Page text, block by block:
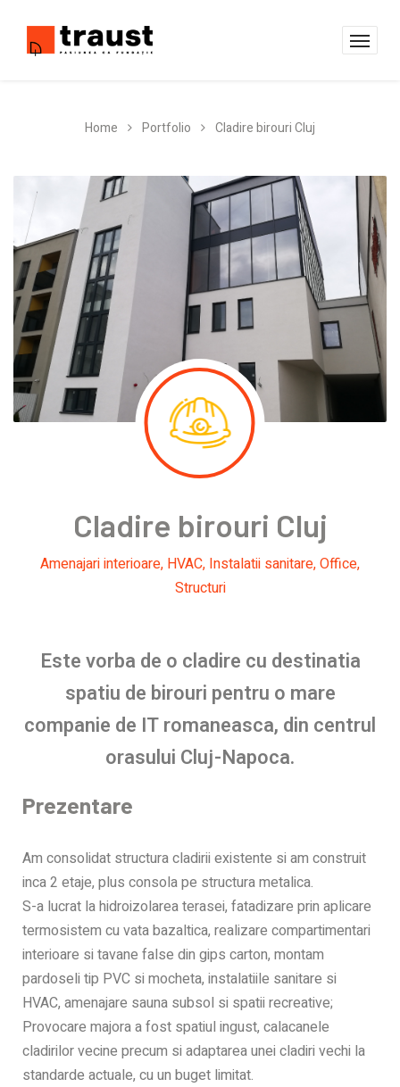
Home Portfolio Cladire birouri Cluj
Cladire birouri Cluj
Amenajari interioare, HVAC, Instalatii sanitare,Office,
Structuri
Este vorba de o cladire cu destinatia
spatiu de birouri pentru o mare
companie de IT romaneasca, din centrul
orasului Cluj-Napoca.
Prezentare
Am consolidat structura cladirii existente si am construit
inca 2 etaje, plus consola pe structura metalica.
S-a lucrat la hidroizolarea terasei, fatadizare prin aplicare
termosistem cu vata bazaltica, realizare compartimentari
interioare si tavane false din gips carton, montam
pardoseli tip PVC si mocheta, instalatiile sanitare si
HVAC, amenajare sauna subsol si spatii recreative;
Provocare majora a fost spatiul ingust, calacanele
cladirilor vecine precum si adaptarea unei cladiri vechi la
standarde actuale, cu un buget limitat.